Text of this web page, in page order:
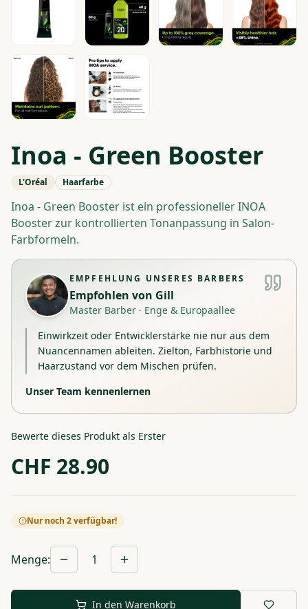
Inoa - Green Booster
L'Oréal Haarfarbe
Inoa - Green Booster ist ein professioneller INOA
Booster zur kontrollierten Tonanpassung in Salon-
Farbformeln.
EMPFEHLUNG UNSERES BARBERS
Empfohlen von Gill
Master Barber · Enge & Europaallee
Einwirkzeit oder Entwicklerstärke nie nur aus dem
Nuancennamen ableiten. Zielton, Farbhistorie und
Haarzustand vor dem Mischen prüfen.
Unser Team kennenlernen
Bewerte dieses Produkt als Erster
CHF 28.90
Nur noch 2 verfügbar!
Menge: 1
In den Warenkorb